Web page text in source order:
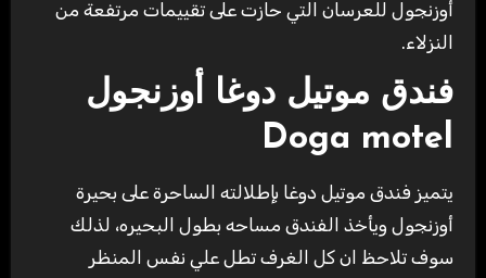
أوزنجول للعرسان التي حازت على تقييمات مرتفعة من
النزلاء.
فندق موتيل دوغا أوزنجول
Doga motel
يتميز فندق موتيل دوغا بإطلالته الساحرة على بحيرة
أوزنجول ويأخذ الفندق مساحه بطول البحيره، لذلك
سوف تلاحظ ان كل الغرف تطل علي نفس المنظر